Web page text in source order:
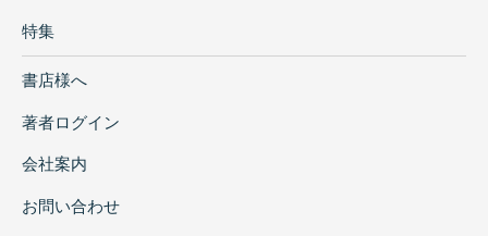
特集
書店様へ
著者ログイン
会社案内
お問い合わせ